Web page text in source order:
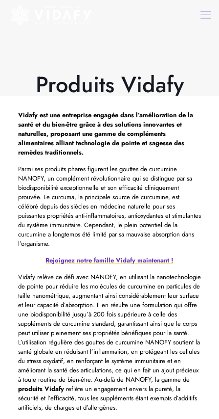
Produits Vidafy
Vidafy est une entreprise engagée dans l’amélioration de la
santé et du bien-être grâce à des solutions innovantes et
naturelles, proposant une gamme de compléments
alimentaires alliant technologie de pointe et sagesse des
remèdes traditionnels.
Parmi ses produits phares figurent les gouttes de curcumine
NANOFY, un complément révolutionnaire qui se distingue par sa
biodisponibilité exceptionnelle et son efficacité cliniquement
prouvée. Le curcuma, la principale source de curcumine, est
célébré depuis des siècles en médecine naturelle pour ses
puissantes propriétés anti-inflammatoires, antioxydantes et stimulantes
du système immunitaire. Cependant, le plein potentiel de la
curcumine a longtemps été limité par sa mauvaise absorption dans
l’organisme.
Rejoignez notre famille Vidafy maintenant !
Vidafy relève ce défi avec NANOFY, en utilisant la nanotechnologie
de pointe pour réduire les molécules de curcumine en particules de
taille nanométrique, augmentant ainsi considérablement leur surface
et leur capacité d’absorption. Il en résulte une formulation qui offre
une biodisponibilité jusqu’à 200 fois supérieure à celle des
suppléments de curcumine standard, garantissant ainsi que le corps
peut utiliser pleinement ses propriétés bénéfiques pour la santé.
L’utilisation régulière des gouttes de curcumine NANOFY soutient la
santé globale en réduisant l’inflammation, en protégeant les cellules
du stress oxydatif, en renforçant le système immunitaire et en
améliorant la santé des articulations, ce qui en fait un ajout précieux
à toute routine de bien-être. Au-delà de NANOFY, la gamme de
produits Vidafyreflète un engagement envers la pureté, la
sécurité et l’efficacité, tous les suppléments étant exempts d’additifs
artificiels, de charges et d’allergènes.